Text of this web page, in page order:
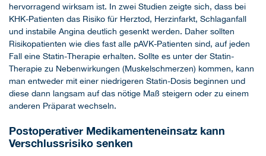
hervorragend wirksam ist. In zwei Studien zeigte sich, dass bei
KHK-Patienten das Risiko für Herztod, Herzinfarkt, Schlaganfall
und instabile Angina deutlich gesenkt werden. Daher sollten
Risikopatienten wie dies fast alle pAVK-Patienten sind, auf jeden
Fall eine Statin-Therapie erhalten. Sollte es unter der Statin-
Therapie zu Nebenwirkungen (Muskelschmerzen) kommen, kann
man entweder mit einer niedrigeren Statin-Dosis beginnen und
diese dann langsam auf das nötige Maß steigern oder zu einem
anderen Präparat wechseln.
Postoperativer Medikamenteneinsatz kann
Verschlussrisiko senken